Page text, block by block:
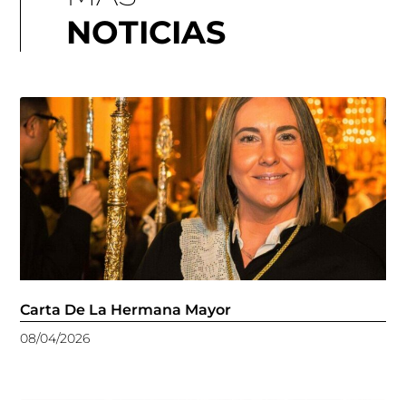
NOTICIAS
Carta De La Hermana Mayor
08/04/2026